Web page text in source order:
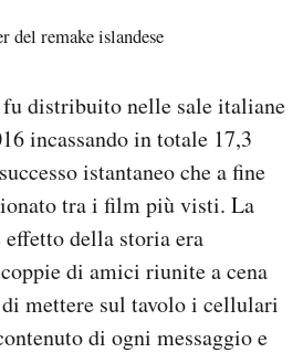
del remake islandese
fu distribuito nelle sale italiane
incassando in totale 17,3
istantaneo che a fine
tra i film più visti. La
della storia era
di amici riunite a cena
mettere sul tavolo i cellulari
di ogni messaggio e